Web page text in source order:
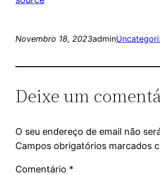
Novembro 18, 2023admin
Deixe um
O seu endereço de email não
Campos obrigatórios marcados
Comentário *